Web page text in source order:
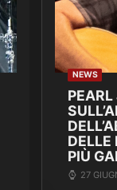
NEWS
DELLE
PIÙ
27